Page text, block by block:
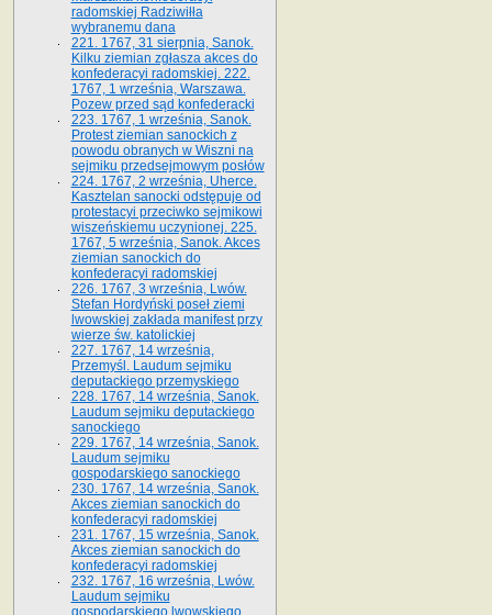
radomskiej Radziwiłła
wybranemu dana
221. 1767, 31 sierpnia, Sanok.
Kilku ziemian zgłasza akces do
konfederacyi radomskiej. 222.
1767, 1 września, Warszawa.
Pozew przed sąd konfederacki
223. 1767, 1 września, Sanok.
Protest ziemian sanockich z
powodu obranych w Wiszni na
sejmiku przedsejmo­wym posłów
224. 1767, 2 września, Uherce.
Kasztelan sanocki odstępuje od
protestacyi przeciwko sejmikowi
wiszeńskiemu uczynionej. 225.
1767, 5 września, Sanok. Akces
ziemian sanockich do
konfederacyi radomskiej
226. 1767, 3 września, Lwów.
Stefan Hordyński poseł ziemi
lwowskiej zakłada manifest przy
wierze św. ka­tolickiej
227. 1767, 14 września,
Przemyśl. Laudum sejmiku
deputackiego przemyskiego
228. 1767, 14 września, Sanok.
Laudum sejmiku deputackiego
sanockiego
229. 1767, 14 września, Sanok.
Laudum sejmiku
gospodarskiego sanockiego
230. 1767, 14 września, Sanok.
Akces ziemian sanockich do
konfederacyi radomskiej
231. 1767, 15 września, Sanok.
Akces ziemian sanockich do
konfederacyi radomskiej
232. 1767, 16 września, Lwów.
Laudum sejmiku
gospodarskiego lwowskiego